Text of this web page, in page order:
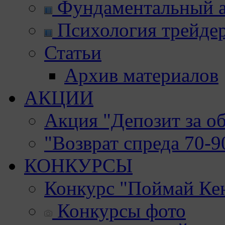
Фундаментальный
Психология
Статьи
Архив материалов
АКЦИИ
Акция "Депозит за
"Возврат спреда 70-
КОНКУРСЫ
Конкурс "Поймай
Конкурсы фото